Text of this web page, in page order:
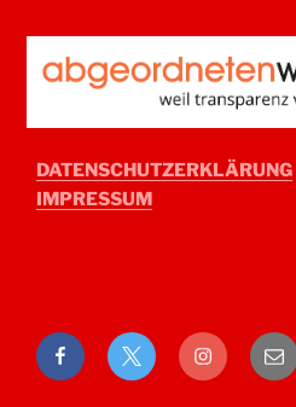
DATENSCHUTZERKLÄRUNG
IMPRESSUM
FacebookTwitter Instagram
E-
Mail